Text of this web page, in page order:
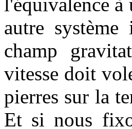
l'équivalence à
autre
champ
vitesse doit
pierres sur la
Et si nous